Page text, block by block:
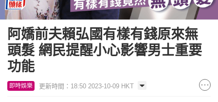
阿嬌前夫賴弘國有樣有錢原來無
頭髮 網民提醒小心影響男士重要
功能
即時娛樂 更新時間：18:50 2023-10-09 HKT